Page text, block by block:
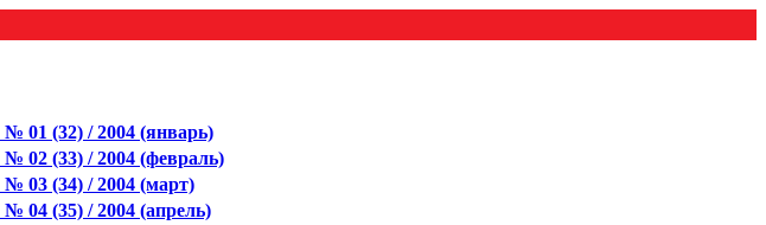
01 (32) / 2004 (январь)
02 (33) / 2004 (февраль)
03 (34) / 2004 (март)
04 (35) / 2004 (апрель)